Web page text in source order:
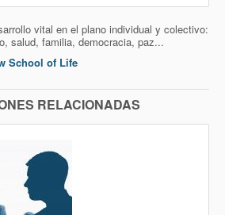
vital en el plano individual y colectivo:
salud, familia, democracia, paz...
School of Life
RELACIONADAS